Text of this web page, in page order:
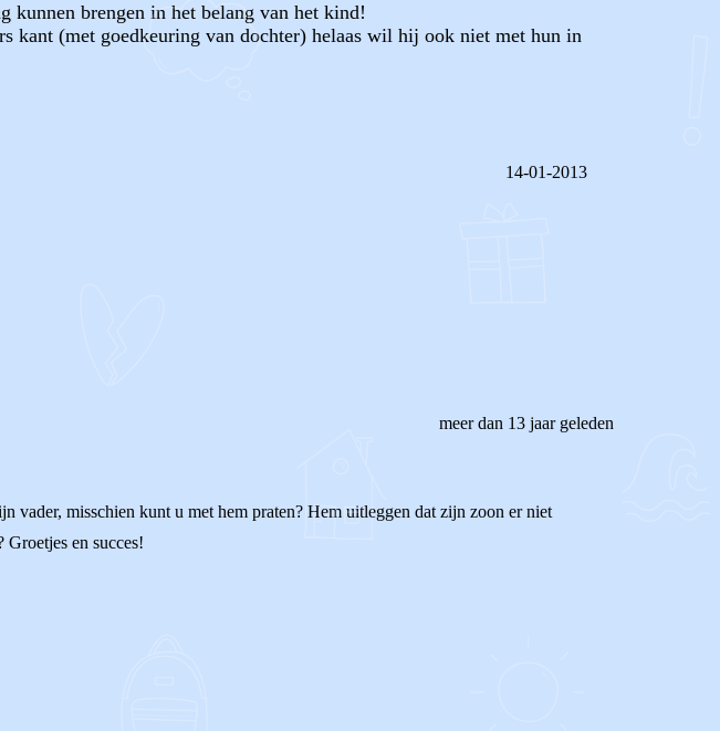
kunnen brengen in het belang van het kind!
kant (met goedkeuring van dochter) helaas wil hij ook niet met hun in
14-01-2013
meer dan 13 jaar geleden
misschien kunt u met hem praten? Hem uitleggen dat zijn zoon er niet
en succes!